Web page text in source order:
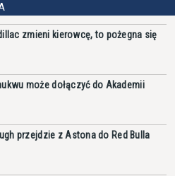
zmieni kierowcę, to pożegna się
może dołączyć do Akademii
przejdzie z Astona do Red Bulla